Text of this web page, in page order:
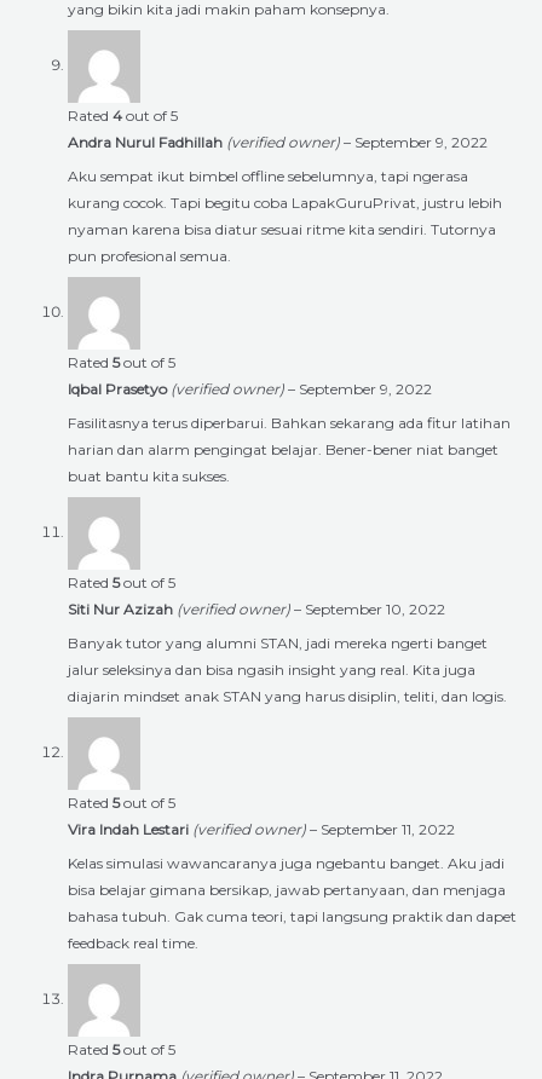
yang bikin kita jadi makin paham konsepnya.
Rated 4 out of 5
Andra Nurul Fadhillah (verified owner) – September 9, 2022
Aku sempat ikut bimbel offline sebelumnya, tapi ngerasa
kurang cocok. Tapi begitu coba LapakGuruPrivat, justru lebih
nyaman karena bisa diatur sesuai ritme kita sendiri. Tutornya
pun profesional semua.
Rated 5out of 5
Iqbal Prasetyo (verified owner) – September 9, 2022
Fasilitasnya terus diperbarui. Bahkan sekarang ada fitur latihan
harian dan alarm pengingat belajar. Bener-bener niat banget
buat bantu kita sukses.
Rated 5out of 5
Siti Nur Azizah (verified owner) – September 10, 2022
Banyak tutor yang alumni STAN, jadi mereka ngerti banget
jalur seleksinya dan bisa ngasih insight yang real. Kita juga
diajarin mindset anak STAN yang harus disiplin, teliti, dan logis.
Rated 5out of 5
Vira Indah Lestari (verified owner) – September 11, 2022
Kelas simulasi wawancaranya juga ngebantu banget. Aku jadi
bisa belajar gimana bersikap, jawab pertanyaan, dan menjaga
bahasa tubuh. Gak cuma teori, tapi langsung praktik dan dapet
feedback real time.
Rated 5out of 5